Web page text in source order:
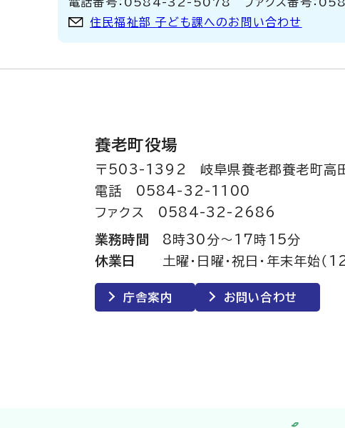
住民福祉部 子ども課へのお問い合わせ
養老町役場
〒503-1392 岐阜県養老郡養老町高
電話 0584-32-1100
ファクス 0584-32-2686
業務時間
8時30分～17時15分
休業日
土曜・日曜・祝日・年末年始
庁舎案内 お問い合わせ